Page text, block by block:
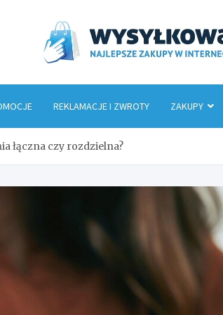
REKLAMACJE I ZWROTY ZAKUPY
łączna czy rozdzielna?